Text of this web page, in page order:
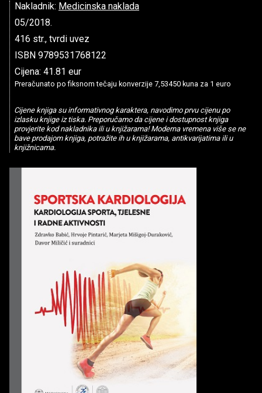
Nakladnik: Medicinska naklada
05/2018.
416 str., tvrdi uvez
ISBN 9789531768122
Cijena: 41.81 eur
Preračunato po fiksnom tečaju konverzije 7,53450 kuna za 1 euro
Cijene knjiga su informativnog karaktera, navodimo prvu cijenu po
izlasku knjige iz tiska. Preporučamo da cijene i dostupnost knjiga
provjerite kod nakladnika ili u knjižarama! Moderna vremena više se ne
bave prodajom knjiga, potražite ih u knjižarama, antikvarijatima ili u
knjižnicama.